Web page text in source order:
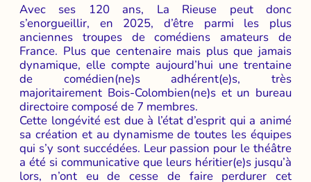
Avec ses 120 ans, La Rieuse peut donc
s’enorgueillir, en 2025, d’être parmi les plus
anciennes troupes de comédiens amateurs de
France. Plus que centenaire mais plus que jamais
dynamique, elle compte aujourd’hui une trentaine
de comédien(ne)s adhérent(e)s, très
majoritairement Bois-Colombien(ne)s et un bureau
directoire composé de 7 membres.
Cette longévité est due à l’état d’esprit qui a animé
sa création et au dynamisme de toutes les équipes
qui s’y sont succédées. Leur passion pour le théâtre
a été si communicative que leurs héritier(e)s jusqu’à
lors, n’ont eu de cesse de faire perdurer cet